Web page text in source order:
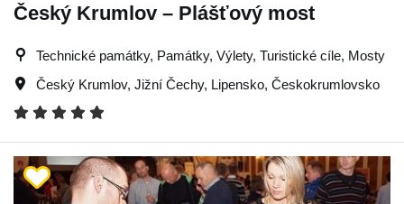
Český Krumlov – Plášťový most
Technické památky, Památky, Výlety, Turistické cíle, Mosty
Český Krumlov, Jižní Čechy, Lipensko, Českokrumlovsko